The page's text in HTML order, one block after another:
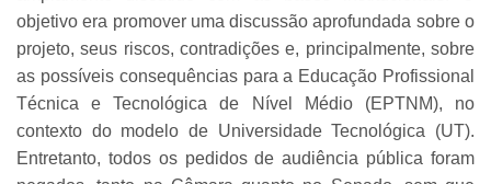
objetivo era promover uma discussão aprofundada sobre o
projeto, seus riscos, contradições e, principalmente, sobre
as possíveis consequências para a Educação Profissional
Técnica e Tecnológica de Nível Médio (EPTNM), no
contexto do modelo de Universidade Tecnológica (UT).
Entretanto, todos os pedidos de audiência pública foram